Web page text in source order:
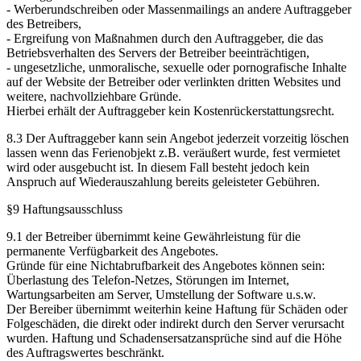
- Werberundschreiben oder Massenmailings an andere Auftraggeber
des Betreibers,
- Ergreifung von Maßnahmen durch den Auftraggeber, die das
Betriebsverhalten des Servers der Betreiber beeinträchtigen,
- ungesetzliche, unmoralische, sexuelle oder pornografische Inhalte
auf der Website der Betreiber oder verlinkten dritten Websites und
weitere, nachvollziehbare Gründe.
Hierbei erhält der Auftraggeber kein Kostenrückerstattungsrecht.
8.3 Der Auftraggeber kann sein Angebot jederzeit vorzeitig löschen
lassen wenn das Ferienobjekt z.B. veräußert wurde, fest vermietet
wird oder ausgebucht ist. In diesem Fall besteht jedoch kein
Anspruch auf Wiederauszahlung bereits geleisteter Gebühren.
§9 Haftungsausschluss
9.1 der Betreiber übernimmt keine Gewährleistung für die
permanente Verfügbarkeit des Angebotes.
Gründe für eine Nichtabrufbarkeit des Angebotes können sein:
Überlastung des Telefon-Netzes, Störungen im Internet,
Wartungsarbeiten am Server, Umstellung der Software u.s.w.
Der Bereiber übernimmt weiterhin keine Haftung für Schäden oder
Folgeschäden, die direkt oder indirekt durch den Server verursacht
wurden. Haftung und Schadensersatzansprüche sind auf die Höhe
des Auftragswertes beschränkt.